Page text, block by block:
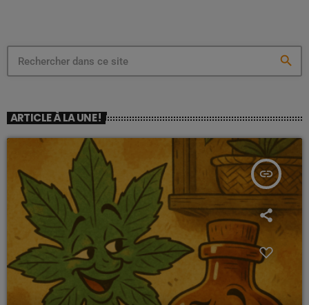
search
ARTICLE À LA UNE !
insert_link